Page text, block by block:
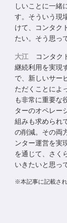
しいことに一緒
す。そういう現
けて、コンタク
たい。そう思っ
大江
コンタク
継続利用を実現
で、新しいサー
ただくことによ
も非常に重要な
ターのオペレー
組みも求められ
の削減。その両
ンター運営を実
を通じて、さく
いきたいと思っ
※本記事に記載さ